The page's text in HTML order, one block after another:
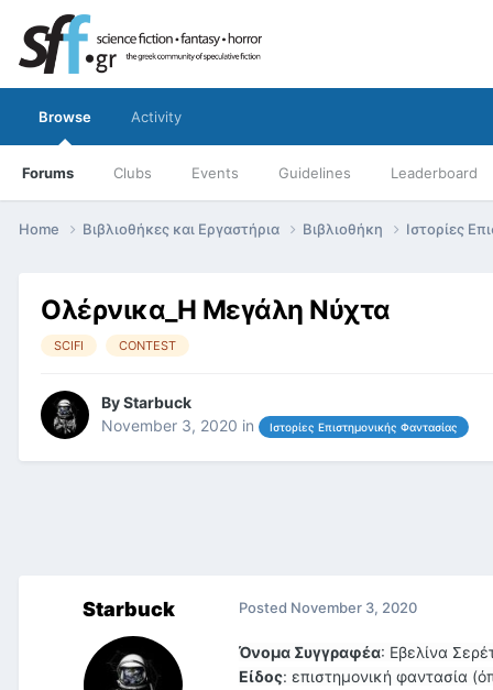
Browse
Forums Clubs Events Guidelines Leaderboard
Activity
Home Βιβλιοθήκες και Εργαστήρια Βιβλιοθήκη Ιστορίες
Ολέρνικα_Η Μεγάλη Νύχτα
SCIFI CONTEST
ByStarbuck
November 3, 2020 in Ιστορίες Επιστημονικής Φαντασίας
Starbuck Posted November 3, 2020
Όνομα Συγγραφέα: Εβελίνα
Είδος: επιστημονική φαντασία